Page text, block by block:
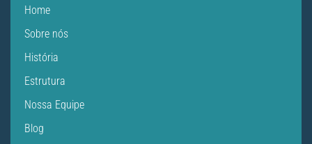
Home
Sobre nós
História
Estrutura
Nossa Equipe
Blog